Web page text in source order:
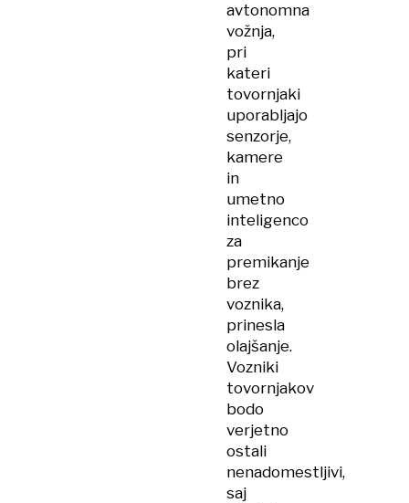
avtonomna
vožnja,
pri
kateri
tovornjaki
uporabljajo
senzorje,
kamere
in
umetno
inteligenco
za
premikanje
brez
voznika,
prinesla
olajšanje.
Vozniki
tovornjakov
bodo
verjetno
ostali
nenadomestljivi,
saj